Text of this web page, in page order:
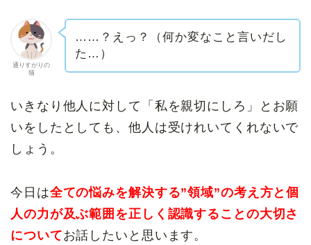
通りすがりの
猫
……？えっ？（何か変なこと言いだし
た…）
いきなり他人に対して「私を親切にしろ」とお願
いをしたとしても、他人は受けれいてくれないで
しょう。
今日は全ての悩みを解決する”領域”の考え方と個
人の力が及ぶ範囲を正しく認識することの大切さ
についてお話したいと思います。